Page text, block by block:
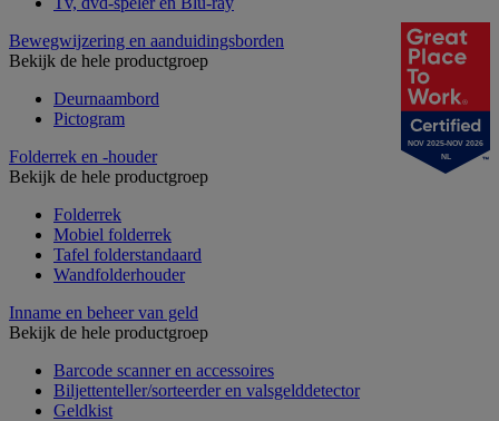
Bewegwijzering en aanduidingsborden
Bekijk de hele productgroep
Deurnaambord
Pictogram
Folderrek en -houder
Bekijk de hele productgroep
Folderrek
Mobiel folderrek
Tafel folderstandaard
Wandfolderhouder
Inname en beheer van geld
Bekijk de hele productgroep
Barcode scanner en accessoires
Biljettenteller/sorteerder en valsgelddetector
Geldkist
NOV 2025-NOV 2026
NL